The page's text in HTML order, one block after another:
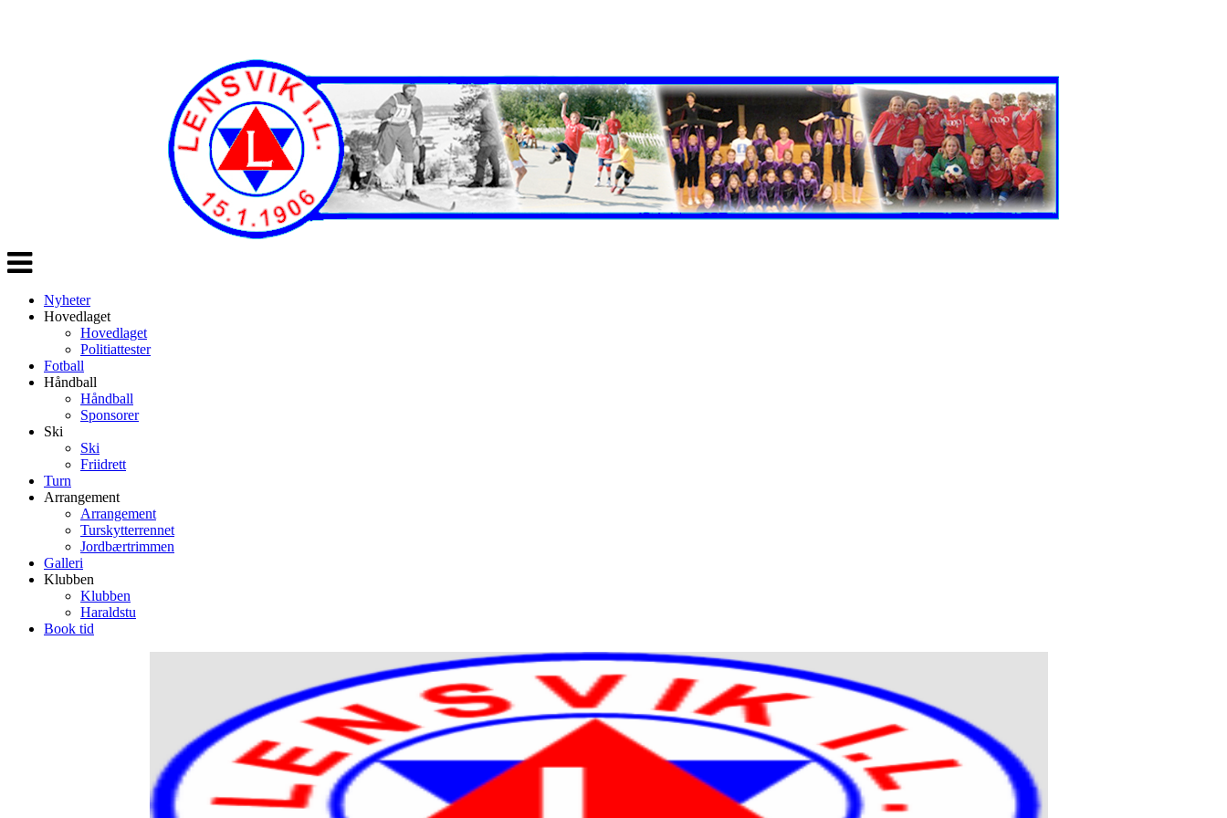
Veksle
navigasjon
Nyheter
Hovedlaget
Hovedlaget
Politiattester
Fotball
Håndball
Håndball
Sponsorer
Ski
Ski
Friidrett
Turn
Arrangement
Arrangement
Turskytterrennet
Jordbærtrimmen
Galleri
Klubben
Klubben
Haraldstu
Book tid